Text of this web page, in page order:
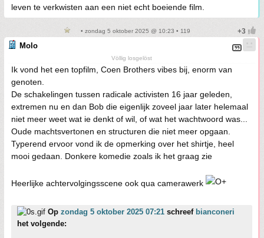
leven te verkwisten aan een niet echt boeiende film.
• zondag 5 oktober 2025 @ 10:23 • 119
Molo
Völlig losgelöst
Ik vond het een topfilm, Coen Brothers vibes bij, enorm van
genoten.
De schakelingen tussen radicale activisten 16 jaar geleden,
extremen nu en dan Bob die eigenlijk zoveel jaar later helemaal
niet meer weet wat ie denkt of wil, of wat het wachtwoord was...
Oude machtsvertonen en structuren die niet meer opgaan.
Typerend ervoor vond ik de opmerking over het shirtje, heel
mooi gedaan. Donkere komedie zoals ik het graag zie
Heerlijke achtervolgingsscene ook qua camerawerk
Op zondag 5 oktober 2025 07:21 schreef bianconeri
het volgende: